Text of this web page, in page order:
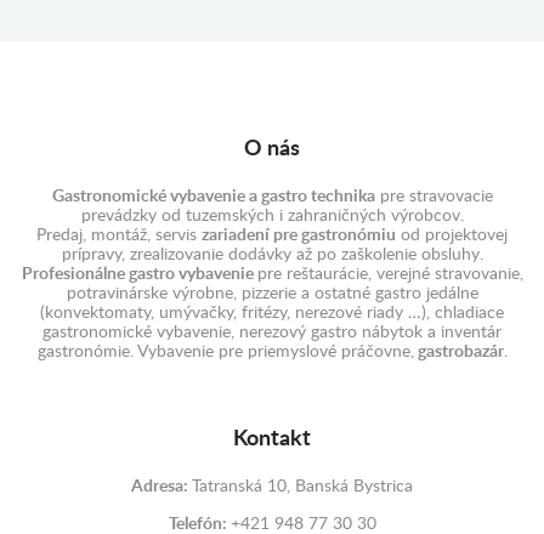
O nás
Gastronomické vybavenie a gastro technikapre stravovacie
prevádzky od tuzemských i zahraničných výrobcov.
Predaj, montáž, servis zariadení pre gastronómiu od projektovej
prípravy, zrealizovanie dodávky až po zaškolenie obsluhy.
Profesionálne gastro vybavenie pre reštaurácie, verejné stravovanie,
potravinárske výrobne, pizzerie a ostatné gastro jedálne
(konvektomaty, umývačky, fritézy, nerezové riady …), chladiace
gastronomické vybavenie, nerezový gastro nábytok a inventár
gastronómie. Vybavenie pre priemyslové práčovne,gastrobazár.
Kontakt
Adresa: Tatranská 10, Banská Bystrica
Telefón: +421 948 77 30 30